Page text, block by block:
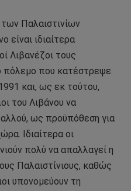
Παλαιστινίων
είναι ιδιαίτερα
Λιβανέζοι τους
πόλεμο που κατέστρεψε
και, ως εκ τούτου,
του Λιβάνου να
ως προϋπόθεση για
Ιδιαίτερα οι
πολύ να απαλλαγεί η
Παλαιστίνιους, καθώς
υπονομεύουν τη